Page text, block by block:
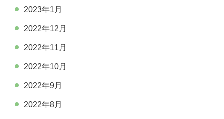
2023年1月
2022年12月
2022年11月
2022年10月
2022年9月
2022年8月